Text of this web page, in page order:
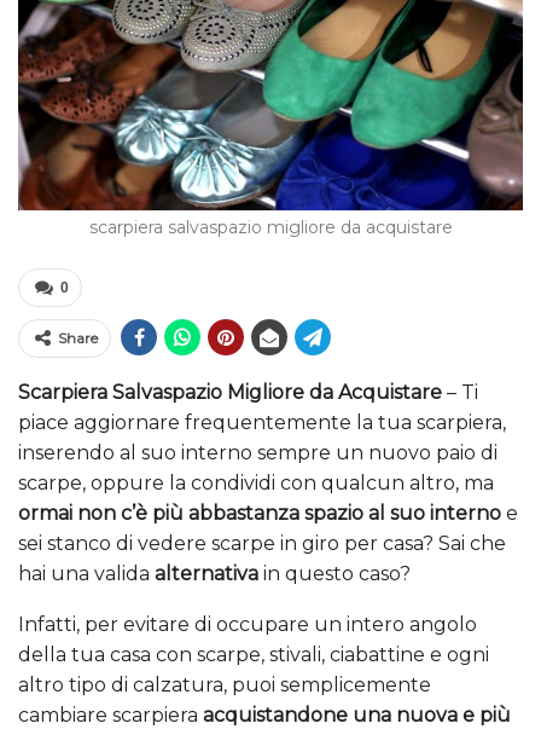
scarpiera salvaspazio migliore da acquistare
0
Share
Scarpiera Salvaspazio Migliore da Acquistare – Ti
piace aggiornare frequentemente la tua scarpiera,
inserendo al suo interno sempre un nuovo paio di
scarpe, oppure la condividi con qualcun altro, ma
ormai non c’è più abbastanza spazio al suo interno e
sei stanco di vedere scarpe in giro per casa? Sai che
hai una valida alternativa in questo caso?
Infatti, per evitare di occupare un intero angolo
della tua casa con scarpe, stivali, ciabattine e ogni
altro tipo di calzatura, puoi semplicemente
cambiare scarpiera acquistandone una nuova e più